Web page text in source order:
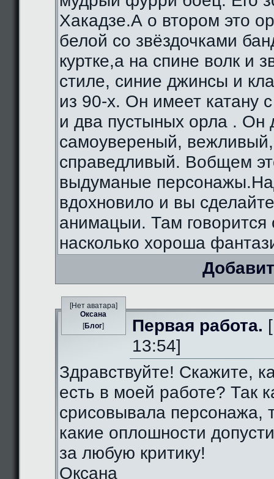
Хакадзе.А о втором это
белой со звёздочками
куртке,а на спине волк и
стиле, синие джинсы и
из 90-х. Он имеет катану
и два пустыных орла . Он
самоувереный,
справедливый. Вобщем
выдуманые
вдохновило и вы
анимацыи. Там говорится
насколько хороша
[Нет аватара]
Оксана
[Блог] Первая работа.
13:54]
Здравствуйте! Скажите,
есть в моей работе? Так
срисовывала персонажа,
какие оплошности
за любую критику!
Оксана